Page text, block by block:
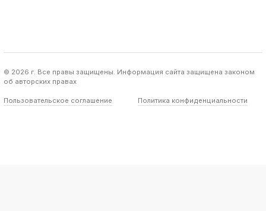
© 2026 г. Все правы защищены. Информация сайта защищена законом
об авторских правах
Пользовательское соглашение Политика конфиденциальности